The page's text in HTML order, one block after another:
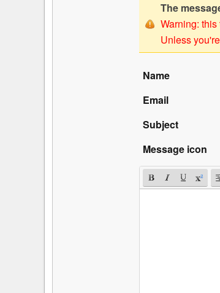
The
Warning:
Unless
Name
Email
Subject
Message icon